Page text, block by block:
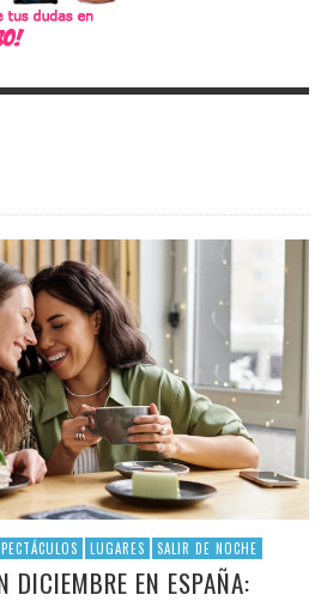
LUGARES SALIR DE NOCHE
DICIEMBRE EN ESPAÑA: